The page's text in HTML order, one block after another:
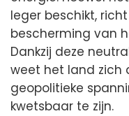
leger beschikt,
bescherming van
Dankzij deze
weet het land zich
geopolitieke
kwetsbaar te zijn.